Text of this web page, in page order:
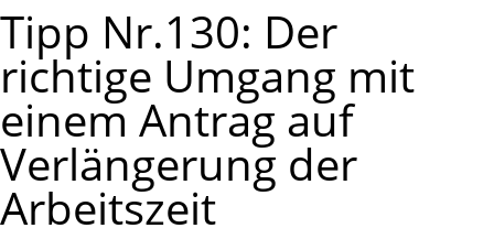
Tipp Nr.130: Der
richtige Umgang mit
einem Antrag auf
Verlängerung der
Arbeitszeit